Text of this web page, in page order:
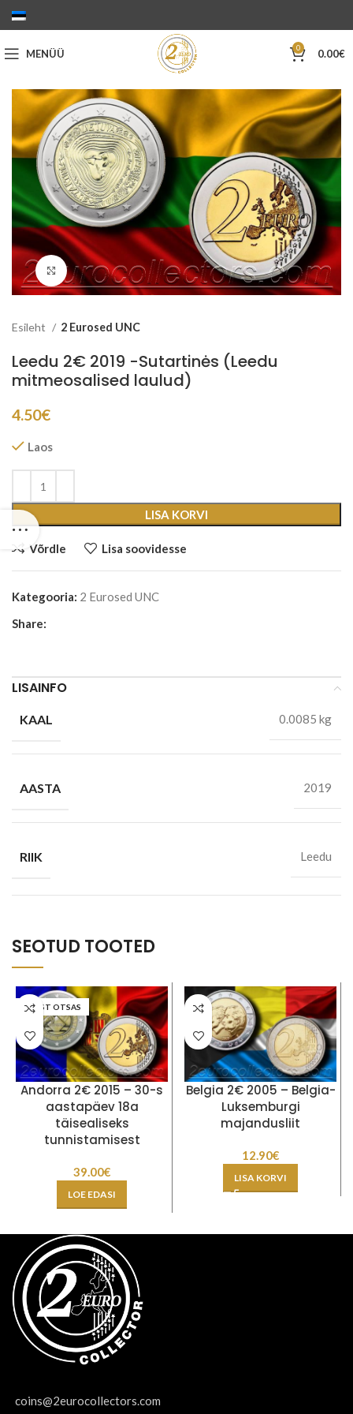
MENÜÜ 0 0.00€
Suurenda
Esileht 2 Eurosed UNC
Leedu 2€ 2019 -Sutartinės (Leedu
mitmeosalised laulud)
4.50€
Laos
LISA KORVI
Võrdle Lisa soovidesse
Kategooria: 2 Eurosed UNC
Share:
LISAINFO
KAAL 0.0085 kg
AASTA 2019
RIIK Leedu
SEOTUD TOOTED
LAOST OTSAS
Andorra 2€ 2015 – 30-s
aastapäev 18a
täisealiseks
tunnistamisest
39.00€
LOE EDASI
Belgia 2€ 2005 – Belgia-
Luksemburgi
majandusliit
12.90€
LISA KORVI
coins@2eurocollectors.com